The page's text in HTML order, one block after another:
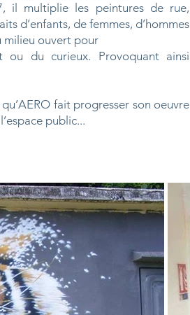
il multiplie les peintures de rue,
d’enfants, de femmes, d’hommes
milieu ouvert pour
ou du curieux. Provoquant ainsi
fait progresser son oeuvre
public...